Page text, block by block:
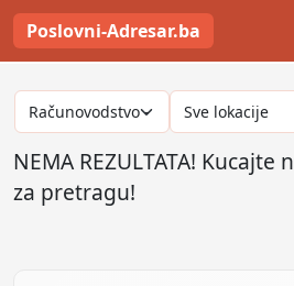
Poslovni-Adresar.ba
NEMA REZULTATA!
za pretragu!